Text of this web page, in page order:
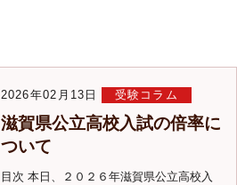
2026年02月13日 受験コラム
滋賀県公立高校入試の倍率に
ついて
目次 本日、２０２６年滋賀県公立高校入